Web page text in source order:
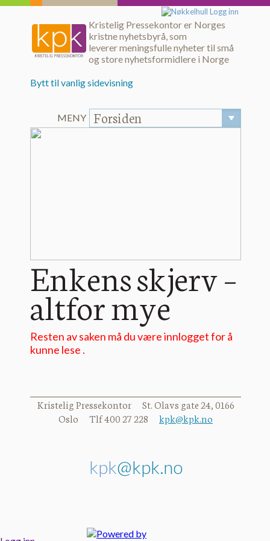
Logg inn
Kristelig Pressekontor er Norges
kristne nyhetsbyrå, som
leverer meningsfulle nyheter til små
og store nyhetsformidlere i Norge
Bytt til vanlig sidevisning
MENY Forsiden
Enkens skjerv –
altfor mye
Resten av saken må du være innlogget for å
kunne lese .
Kristelig Pressekontor St. Olavs gate 24, 0166
Oslo Tlf 400 27 228 kpk@kpk.no
kpk@kpk.no